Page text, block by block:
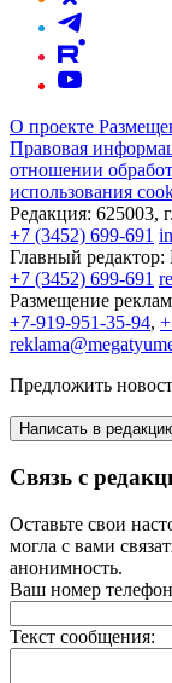
О проекте
Правовая
отношении
использования
Редакция: 625003,
+7 (3452) 699-691
Главный редактор:
+7 (3452) 699-691
Размещение
+7-919-951-35-94,
Предложить
Написать в
Связь с
Оставьте свои
могла с вами
анонимность.
Ваш номер
Текст сообщения: